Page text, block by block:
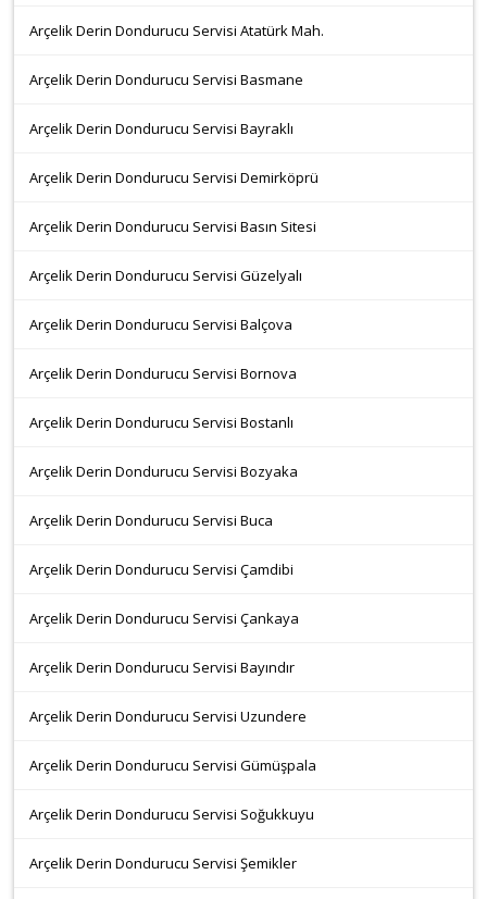
Arçelik Derin Dondurucu Servisi Atatürk Mah.
Arçelik Derin Dondurucu Servisi Basmane
Arçelik Derin Dondurucu Servisi Bayraklı
Arçelik Derin Dondurucu Servisi Demirköprü
Arçelik Derin Dondurucu Servisi Basın Sitesi
Arçelik Derin Dondurucu Servisi Güzelyalı
Arçelik Derin Dondurucu Servisi Balçova
Arçelik Derin Dondurucu Servisi Bornova
Arçelik Derin Dondurucu Servisi Bostanlı
Arçelik Derin Dondurucu Servisi Bozyaka
Arçelik Derin Dondurucu Servisi Buca
Arçelik Derin Dondurucu Servisi Çamdibi
Arçelik Derin Dondurucu Servisi Çankaya
Arçelik Derin Dondurucu Servisi Bayındır
Arçelik Derin Dondurucu Servisi Uzundere
Arçelik Derin Dondurucu Servisi Gümüşpala
Arçelik Derin Dondurucu Servisi Soğukkuyu
Arçelik Derin Dondurucu Servisi Şemikler